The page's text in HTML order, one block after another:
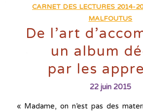
CARNET DES LECTURES 2014-
MALFOUTUS
De l’art
un album
par les
22 juin 2015
« Madame, on n’est pas des